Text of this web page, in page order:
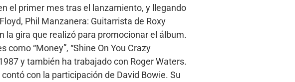
el primer mes tras el lanzamiento, y llegando
Phil Manzanera: Guitarrista de Roxy
la gira que realizó para promocionar el álbum.
“Money”, “Shine On You Crazy
y también ha trabajado con Roger Waters.
con la participación de David Bowie. Su